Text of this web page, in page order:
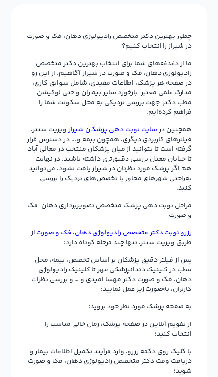
چطور بهترین دکتر متخصص رادیولوژی دهان، فک و صورت
در شیراز را انتخاب کنیم؟
ما از دغدغه‌های شما برای انتخاب بهترین دکتر متخصص
رادیولوژی دهان، فک و صورت در شیراز آگاهیم. از این رو
در صفحه هر پزشک، اطلاعات مفیدی، شامل سوابق کاری،
مدارک علمی معتبر، بازخورد سایر بیماران و حتی لوکیشن
مطب دکتر، جهت بررسی نزدیکی به محل سکونت شما را
فراهم کرده‌ایم.
همچنین درسایت نوبت دهی پزشکان شیرازویزیت سنتر،
فیلترهای کاربردی دیگری، همچون بیمه و... در دسترس قرار
گرفته است تا بتوانید از میان پزشکان منتخب در معالی آباد
تا خیابان معدل بررسی دقیق‌تری داشته باشید. در نهایت
هم اگر پزشک مورد نظرتان در شیراز یافت نشود، می‌توانید
به‌راحتی شهرهای مجاور یا تخصص‌های نزدیک را بررسی
کنید.
مراحل نوبت دهی پزشک متخصص تصویربرداری دهان، فک
و صورت
رزرو نوبت دکتر متخصص رادیولوژی دهان، فک و صورت از
طریق ویزیت سنتر، تنها چند مرحله کوتاه دارد:
پس از فیلتر دقیق پزشکان بر اساس تخصص، بیمه، محل
مطب در کلینیک دندانپزشکی مهر تا کلینیک رادیولوژی
دهان، فک و صورت دکتر مهسا امیدی و … و بررسی نظرات
کاربران، به‌صورت زیر عمل نمایید:
به صفحه پزشک مورد نظر خود بروید؛
از تقویم آنلاین در صفحه پزشک، زمان خالی مناسب را
انتخاب کنید؛
با کلیک روی دکمه رزرو، وارد فرآیند تکمیل اطلاعات بیمار و
دریافت وقت دکتر متخصص رادیولوژی دهان، فک و صورت
شوید؛